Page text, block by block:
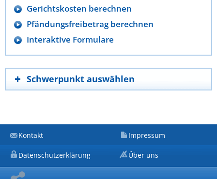
Gerichtskosten berechnen
Pfändungsfreibetrag berechnen
Interaktive Formulare
Schwerpunkt auswählen
Kontakt Impressum
Datenschutzerklärung Über uns